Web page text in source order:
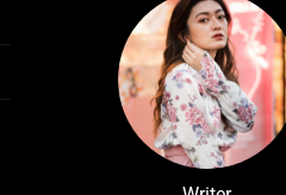
BERITA BREAKING NEWS
Festival Budaya